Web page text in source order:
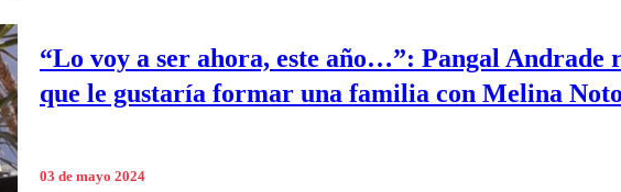
“Lo voy a ser ahora, este año…”: Pangal Andrade
que le gustaría formar una familia con Melina Noto
03 de mayo 2024